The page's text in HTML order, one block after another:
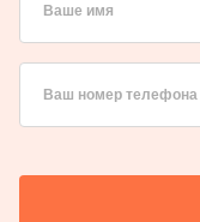
Ваше имя
Ваш номер телефона